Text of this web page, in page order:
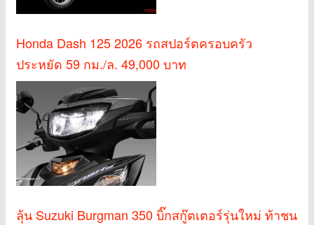
Honda Dash 125 2026 รถสปอร์ตครอบครัว
ประหยัด 59 กม./ล. 49,000 บาท
ลุ้น Suzuki Burgman 350 บิ๊กสกู๊ตเตอร์รุ่นใหม่ ท้าชน